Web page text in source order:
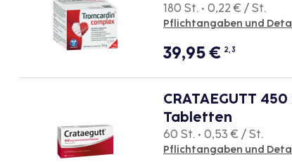
180 St. • 0,22 € / St.
Pflichtangaben und
39,95€ 2, 3
CRATAEGUTT
Tabletten
60 St. • 0,53 € / St.
Pflichtangaben und